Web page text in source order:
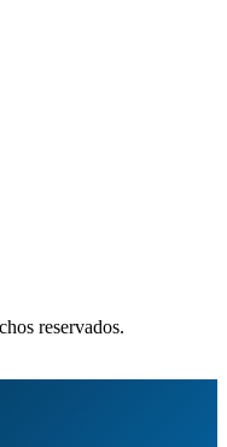
reservados.